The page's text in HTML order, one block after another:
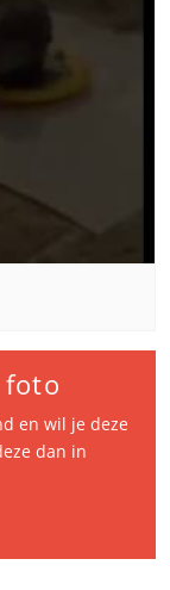
foto
en wil je deze
dan in